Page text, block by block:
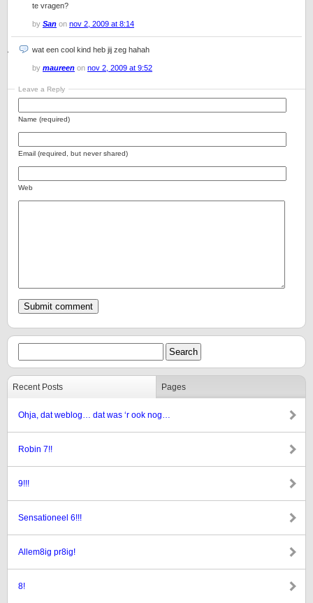
te vragen?
by San on nov 2, 2009 at 8:14
wat een cool kind heb jij zeg hahah
by maureen on nov 2, 2009 at 9:52
Leave a Reply
Name (required)
Email (required, but never shared)
Web
Recent Posts Pages
Ohja, dat weblog… dat was ‘r ook nog…
Robin 7!!
9!!!
Sensationeel 6!!!
Allem8ig pr8ig!
8!